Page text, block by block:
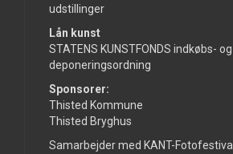
udstillinger
Lån kunst
STATENS KUNSTFONDS indkøbs- og
deponeringsordning
Sponsorer:
Thisted Kommune
Thisted Bryghus
Samarbejder med KANT-Fotofestival